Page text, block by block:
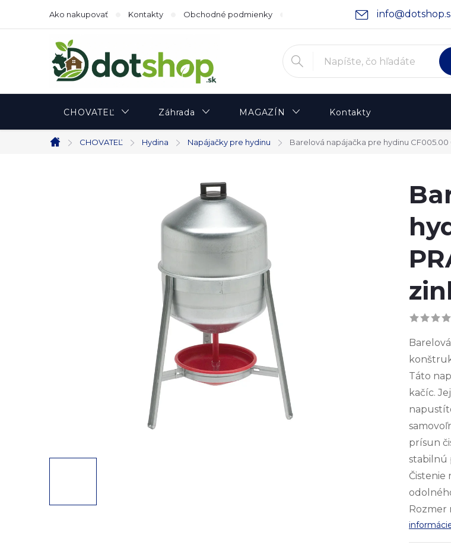
Ako nakupovať Kontakty Obchodné podmienky Podmienky ochrany osobných údajov
CHOVATEĽ Záhrada MAGAZÍN Kontakty
Domov
CHOVATEĽ Hydina Napájačky pre hydinu Barelová napájačka pre hydinu CF005.00
Táto
kačíc.
prísun
stabilnú
Čistenie
Rozmer